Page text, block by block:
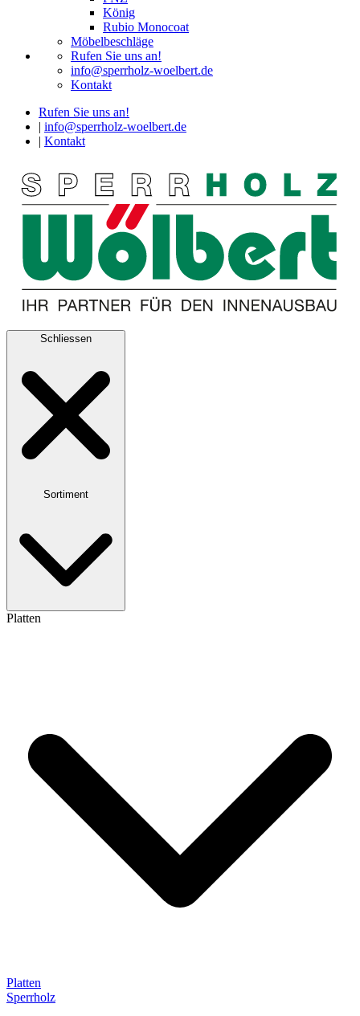
König
Rubio Monocoat
Möbelbeschläge
Rufen Sie uns an!
info@sperrholz-woelbert.de
Kontakt
Rufen Sie uns an!
info@sperrholz-woelbert.de
Kontakt
Schliessen
Sortiment
Platten
Platten
Sperrholz